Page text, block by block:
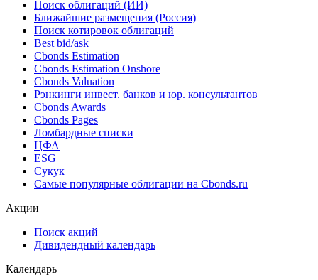
Поиск облигаций (ИИ)
Ближайшие размещения (Россия)
Поиск котировок облигаций
Best bid/ask
Cbonds Estimation
Cbonds Estimation Onshore
Cbonds Valuation
Рэнкинги инвест. банков и юр. консультантов
Cbonds Awards
Cbonds Pages
Ломбардные списки
ЦФА
ESG
Сукук
Самые популярные облигации на Cbonds.ru
Акции
Поиск акций
Дивидендный календарь
Календарь